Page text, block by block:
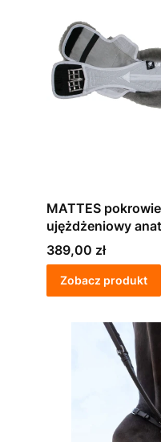
MATTES
ujężdżeniowy
naturalnego
Cena
389,00 zł
Zobacz produkt